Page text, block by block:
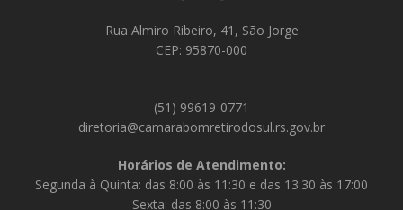
Rua Almiro Ribeiro, 41, São Jorge
CEP: 95870-000
(51) 99619-0771
diretoria@camarabomretirodosul.rs.gov.br
Horários de Atendimento:
Segunda à Quinta: das 8:00 às 11:30 e das 13:30 às 17:00
Sexta: das 8:00 às 11:30